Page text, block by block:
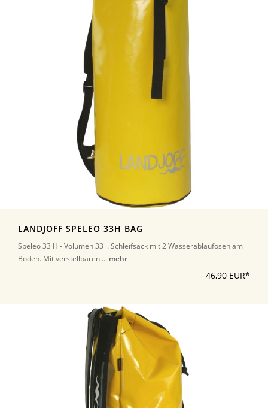
LANDJOFF SPELEO 33H BAG
Speleo 33 H - Volumen 33 l. Schleifsack mit 2 Wasserablaufösen am
Boden. Mit verstellbaren ... mehr
46,90 EUR*